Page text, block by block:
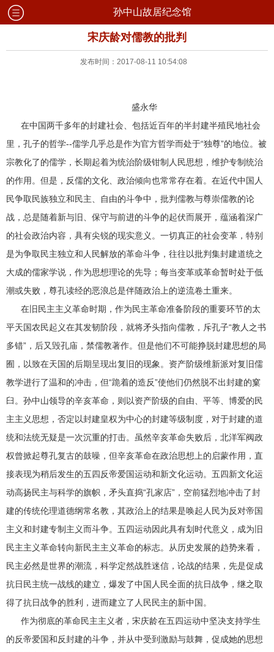
孙中山故居纪念馆
宋庆龄对儒教的批判
发布时间：2017-08-11 10:54:08
盛永华
在中国两千多年的封建社会、包括近百年的半封建半殖民地社会
里，孔子的哲学--儒学几乎总是作为官方哲学而处于“独尊”的地位。被
宗教化了的儒学，长期起着为统治阶级钳制人民思想，维护专制统治
的作用。但是，反儒的文化、政治倾向也常常存在着。在近代中国人
民争取民族独立和民主、自由的斗争中，批判儒教与尊崇儒教的论
战，总是随着新与旧、保守与前进的斗争的起伏而展开，蕴涵着深广
的社会政治内容，具有尖锐的现实意义。一切真正的社会变革，特别
是为争取民主独立和人民解放的革命斗争，往往以批判集封建道统之
大成的儒家学说，作为思想理论的先导；每当变革或革命暂时处于低
潮或失败，尊孔读经的恶浪总是伴随政治上的逆流卷土重来。
在旧民主主义革命时期，作为民主革命准备阶段的重要环节的太
平天国农民起义在其发韧阶段，就将矛头指向儒教，斥孔子“教人之书
多错”，后又毁孔庙，禁儒教著作。但是他们不可能挣脱封建思想的局
囿，以致在天国的后期呈现出复旧的现象。资产阶级维新派对复旧儒
教学进行了温和的冲击，但“跪着的造反”使他们仍然脱不出封建的窠
臼。孙中山领导的辛亥革命，则以资产阶级的自由、平等、博爱的民
主主义思想，否定以封建皇权为中心的封建等级制度，对于封建的道
统和法统无疑是一次沉重的打击。虽然辛亥革命失败后，北洋军阀政
权曾掀起尊孔复古的鼓噪，但辛亥革命在政治思想上的启蒙作用，直
接表现为稍后发生的五四反帝爱国运动和新文化运动。五四新文化运
动高扬民主与科学的旗帜，矛头直捣“孔家店”，空前猛烈地冲击了封
建的传统伦理道德纲常名教，其政治上的结果是唤起人民为反对帝国
主义和封建专制主义而斗争。五四运动因此具有划时代意义，成为旧
民主主义革命转向新民主主义革命的标志。从历史发展的趋势来看，
民主必然是世界的潮流，科学定然战胜迷信，论战的结果，先是促成
抗日民主统一战线的建立，爆发了中国人民全面的抗日战争，继之取
得了抗日战争的胜利，进而建立了人民民主的新中国。
作为彻底的革命民主主义者，宋庆龄在五四运动中坚决支持学生
的反帝爱国和反封建的斗争，并从中受到激励与鼓舞，促成她的思想